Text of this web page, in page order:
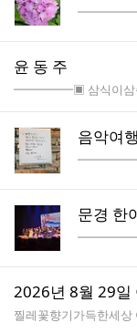
게시판명
━━━━━▣
윤 동 주
게시판명
━━━━━▣ 삼식이삼
음악여
게시판명
━━━━━▣
문경 한
게시판명
━━━━━▣
2026년 8월 29일
게시판명
찔레꽃향기가득한세상